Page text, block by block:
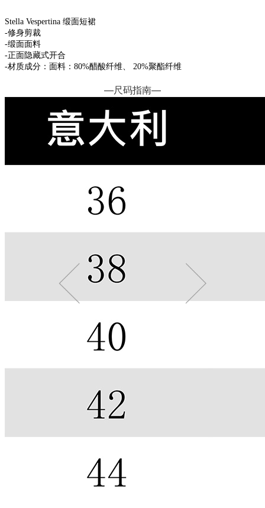
Stella Vespertina 缎面短裙
-修身剪裁
-缎面面料
-正面隐藏式开合
-材质成分：面料：80%醋酸纤维、 20%聚酯纤维
—尺码指南—